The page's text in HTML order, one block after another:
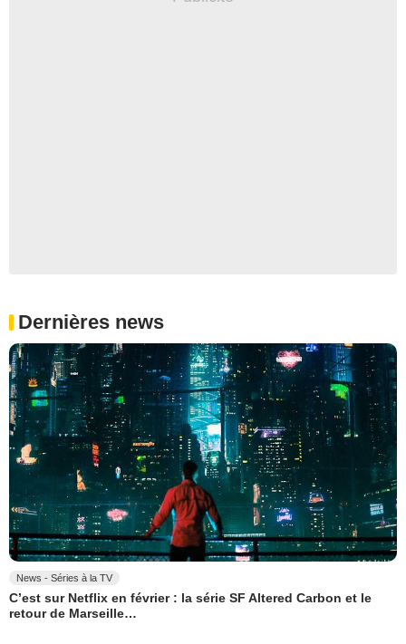
Dernières news
News - Séries à la TV
C’est sur Netflix en février : la série SF Altered Carbon et le
retour de Marseille…